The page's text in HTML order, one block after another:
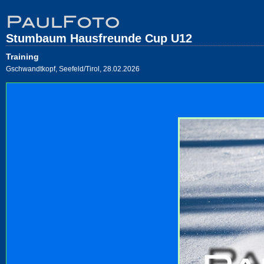
Stumbaum Hausfreunde Cup U12
Training
Gschwandtkopf, Seefeld/Tirol, 28.02.2026